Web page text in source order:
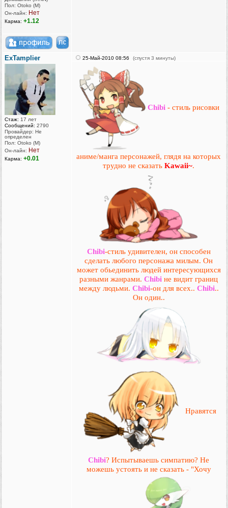
Пол: Otoko (M)
Он-лайн: Нет
Карма: +1.12
ExTamplier
Стаж: 17 лет
Сообщений: 2790
Провайдер: Не
определен
Пол: Otoko (M)
Он-лайн: Нет
Карма: +0.01
25-Май-2010 08:56 (спустя 3 минуты)
Chibi - стиль рисовки
аниме/манга персонажей, глядя на которых
трудно не сказать Kawaii~.
Chibi-стиль удивителен, он способен
сделать любого персонажа милым. Он
может обьединить людей интересующихся
разными жанрами. Chibi не видит границ
между людьми. Chibi-он для всех.. Chibi..
Он один..
Нравятся
Chibi? Испытываешь симпатию? Не
можешь устоять и не сказать - "Хочу